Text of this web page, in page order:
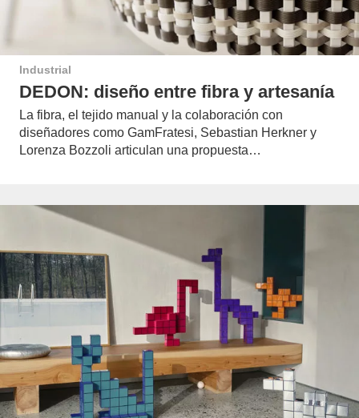
Industrial
DEDON: diseño entre fibra y artesanía
La fibra, el tejido manual y la colaboración con
diseñadores como GamFratesi, Sebastian Herkner y
Lorenza Bozzoli articulan una propuesta…